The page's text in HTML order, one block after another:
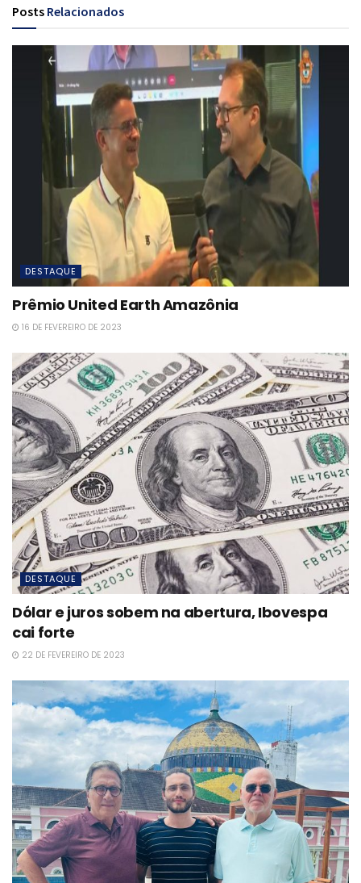
Posts Relacionados
DESTAQUE
Prêmio United Earth Amazônia
16 DE FEVEREIRO DE 2023
DESTAQUE
Dólar e juros sobem na abertura, Ibovespa
cai forte
22 DE FEVEREIRO DE 2023